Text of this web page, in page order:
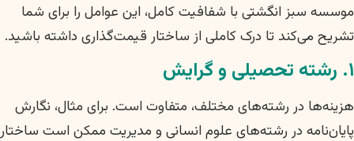
موسسه سبز انگشتی با شفافیت کامل، این عوامل را برای شما
تشریح می‌کند تا درک کاملی از ساختار قیمت‌گذاری داشته باشید.
۱. رشته تحصیلی و گرایش
هزینه‌ها در رشته‌های مختلف، متفاوت است. برای مثال، نگارش
پایان‌نامه در رشته‌های علوم انسانی و مدیریت ممکن است ساختار